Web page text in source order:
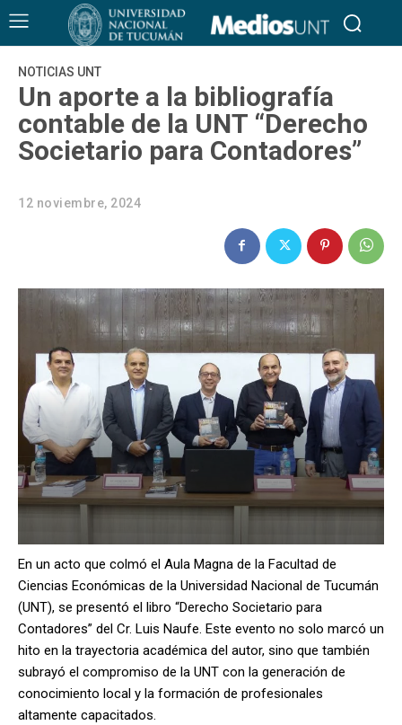
NOTICIAS UNT
Un aporte a la bibliografía
contable de la UNT “Derecho
Societario para Contadores”
12 noviembre, 2024
En un acto que colmó el Aula Magna de la Facultad de
Ciencias Económicas de la Universidad Nacional de Tucumán
(UNT), se presentó el libro “Derecho Societario para
Contadores” del Cr. Luis Naufe. Este evento no solo marcó un
hito en la trayectoria académica del autor, sino que también
subrayó el compromiso de la UNT con la generación de
conocimiento local y la formación de profesionales
altamente capacitados.